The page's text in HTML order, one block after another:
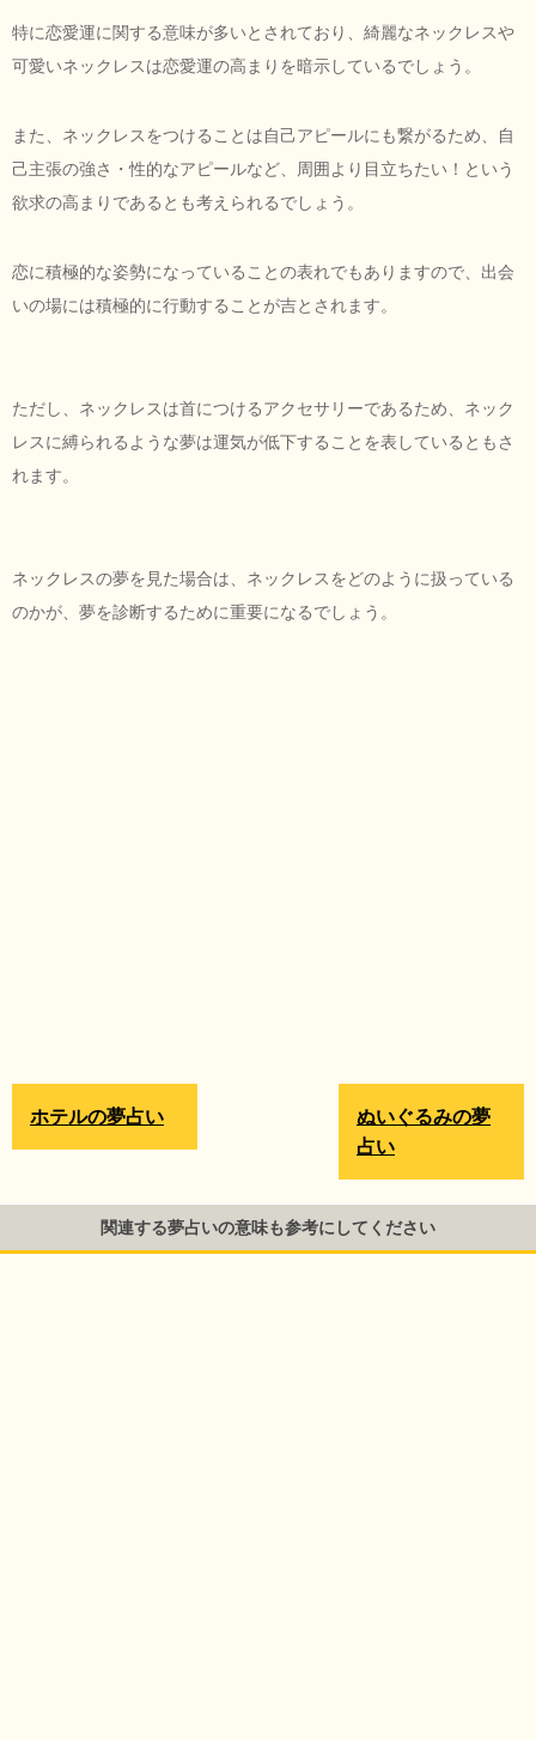
特に恋愛運に関する意味が多いとされており、綺麗なネックレスや
可愛いネックレスは恋愛運の高まりを暗示しているでしょう。
また、ネックレスをつけることは自己アピールにも繋がるため、自
己主張の強さ・性的なアピールなど、周囲より目立ちたい！という
欲求の高まりであるとも考えられるでしょう。
恋に積極的な姿勢になっていることの表れでもありますので、出会
いの場には積極的に行動することが吉とされます。
ただし、ネックレスは首につけるアクセサリーであるため、ネック
レスに縛られるような夢は運気が低下することを表しているともさ
れます。
ネックレスの夢を見た場合は、ネックレスをどのように扱っている
のかが、夢を診断するために重要になるでしょう。
ぬいぐるみの夢
占い
ホテルの夢占い
関連する夢占いの意味も参考にしてください